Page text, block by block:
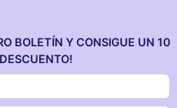
BOLETÍN Y CONSIGUE UN 10